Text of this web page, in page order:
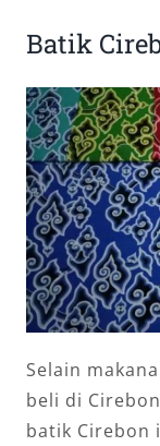
Batik
Selain
beli di
batik Cirebon